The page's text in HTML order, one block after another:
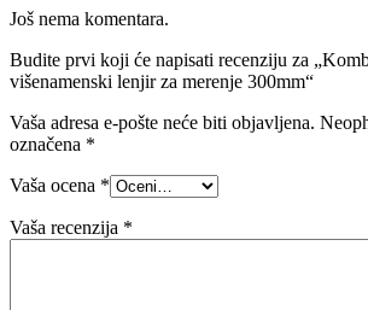
Još nema komentara.
Budite prvi koji će napisati recenziju za
višenamenski lenjir za merenje 300mm“
Vaša adresa e-pošte neće biti objavljena.
označena *
Vaša ocena *
Vaša recenzija *